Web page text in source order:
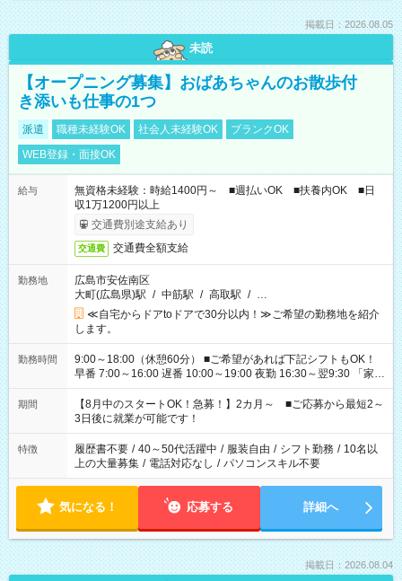
掲載日：2026.08.05
未読
【オープニング募集】おばあちゃんのお散歩付
き添いも仕事の1つ
派遣 職種未経験OK 社会人未経験OK
ブランクOK
WEB登録・面接OK
給与
無資格未経験：時給1400円～ ■週払いOK ■扶養内OK ■日
収1万1200円以上
交通費別途支給あり
交通費 交通費全額支給
勤務地
広島市安佐南区
大町(広島県)駅 / 中筋駅 / 高取駅 / …
≪自宅からドアtoドアで30分以内！≫ご希望の勤務地を紹介
します。
勤務時間
9:00～18:00（休憩60分） ■ご希望があれば下記シフトもOK！
早番 7:00～16:00 遅番 10:00～19:00 夜勤 16:30～翌9:30 「家族
と休みを合わせたい」 「余裕を持って夕飯の準備がしたい」
「できれば残業はしたくない」 など、ご希望を教えてください
ね。 ※Wワーク希望の方へ 今ご覧のお仕事で希望する勤務時間
と、もう1つのお仕事の勤務時間。 合計で週40時間を超える場
合は応募できません。
期間
【8月中のスタートOK！急募！】2カ月～ ■ご応募から最短2～
3日後に就業が可能です！
特徴 履歴書不要 / 40～50代活躍中 / 服装自由 / シフト勤務 / 10名以
上の大量募集 / 電話対応なし / パソコンスキル不要
気になる！ 応募する 詳細へ
掲載日：2026.08.04